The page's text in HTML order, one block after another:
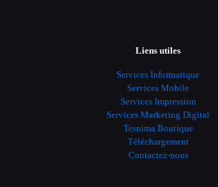
Liens utiles
Services Informatique
Services Mobile
Services Impression
Services Marketing Digital
Tesnima Boutique
Téléchargement
Contactez-nous